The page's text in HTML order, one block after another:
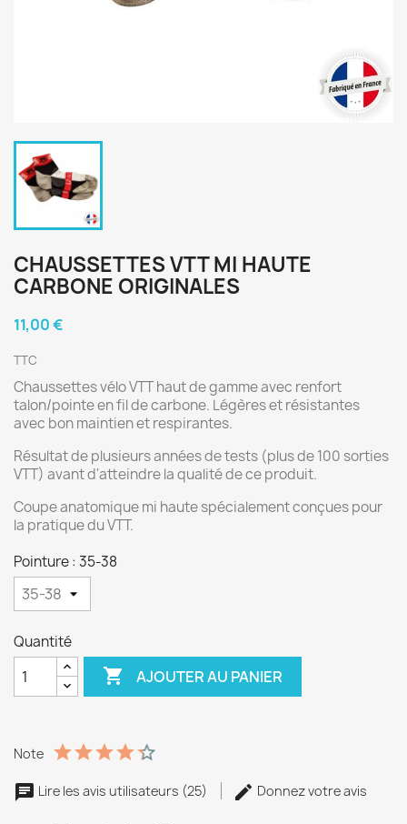
CHAUSSETTES VTT MI HAUTE
CARBONE ORIGINALES
11,00 €
TTC
Chaussettes vélo VTT haut de gamme avec renfort
talon/pointe en fil de carbone. Légères et résistantes
avec bon maintien et respirantes.
Résultat de plusieurs années de tests (plus de 100 sorties
VTT) avant d'atteindre la qualité de ce produit.
Coupe anatomique mi haute spécialement conçues pour
la pratique du VTT.
Pointure : 35-38
Quantité
 AJOUTER AU PANIER
Note
Lire les avis utilisateurs (25) Donnez votre avis